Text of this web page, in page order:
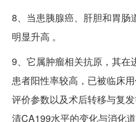
8、当患胰腺癌、肝胆和胃肠
明显升高 。
9、它属肿瘤相关抗原，其在
患者阳性率较高，已被临床
评价参数以及术后转移与复
清CA199水平的变化与消化